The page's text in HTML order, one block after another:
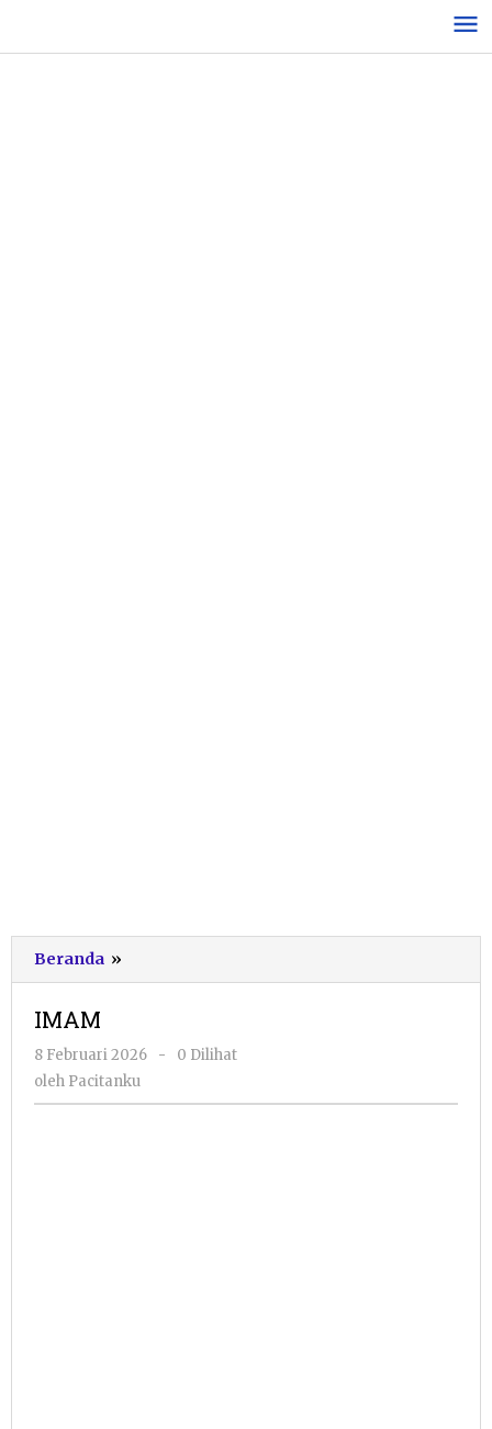
konten
Beranda »
IMAM
8 Februari 2026
oleh
-
0 Dilihat
oleh Pacitanku